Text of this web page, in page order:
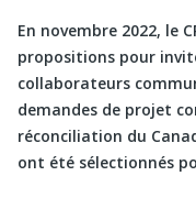
En novembre 2022, le
propositions pour
collaborateurs
demandes de projet
réconciliation du
ont été sélectionnés